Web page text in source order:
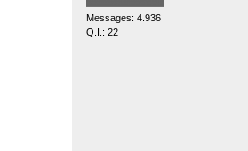
Messages: 4.936
Q.I.: 22